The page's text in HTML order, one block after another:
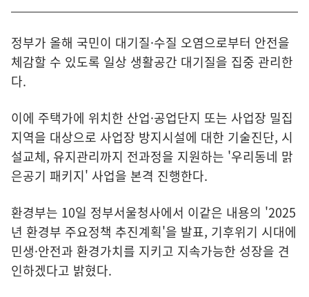
정부가 올해 국민이 대기질·수질 오염으로부터 안전을
체감할 수 있도록 일상 생활공간 대기질을 집중 관리한
다.
이에 주택가에 위치한 산업·공업단지 또는 사업장 밀집
지역을 대상으로 사업장 방지시설에 대한 기술진단, 시
설교체, 유지관리까지 전과정을 지원하는 '우리동네 맑
은공기 패키지' 사업을 본격 진행한다.
환경부는 10일 정부서울청사에서 이같은 내용의 '2025
년 환경부 주요정책 추진계획'을 발표, 기후위기 시대에
민생·안전과 환경가치를 지키고 지속가능한 성장을 견
인하겠다고 밝혔다.